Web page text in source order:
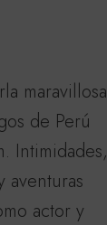
maravillosa
de Perú
Intimidades,
aventuras
actor y